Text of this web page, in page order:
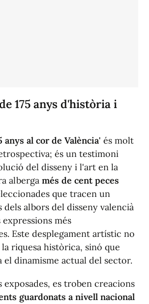
175 anys d'història i
anys al cor de València' és molt
és un testimoni
del disseny i l'art en la
alberga més de cent peces
que tracen un
albors del disseny valencià
expressions més
Este desplegament artístic no
riquesa històrica, sinó que
el dinamisme actual del sector.
exposades, es troben creacions
guardonats a nivell nacional